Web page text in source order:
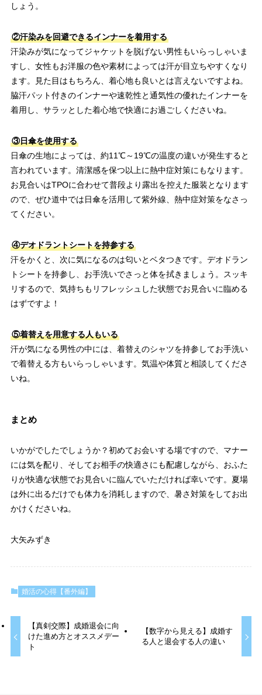
しょう。
②汗染みを回避できるインナーを着用する
汗染みが気になってジャケットを脱げない男性もいらっしゃいま
すし、女性もお洋服の色や素材によっては汗が目立ちやすくなり
ます。見た目はもちろん、着心地も良いとは言えないですよね。
脇汗パット付きのインナーや速乾性と通気性の優れたインナーを
着用し、サラッとした着心地で快適にお過ごしくださいね。
③日傘を使用する
日傘の生地によっては、約11℃～19℃の温度の違いが発生すると
言われています。清潔感を保つ以上に熱中症対策にもなります。
お見合いはTPOに合わせて普段より露出を控えた服装となります
ので、ぜひ道中では日傘を活用して紫外線、熱中症対策をなさっ
てください。
④デオドラントシートを持参する
汗をかくと、次に気になるのは匂いとベタつきです。デオドラン
トシートを持参し、お手洗いでさっと体を拭きましょう。スッキ
リするので、気持ちもリフレッシュした状態でお見合いに臨める
はずですよ！
⑤着替えを用意する人もいる
汗が気になる男性の中には、着替えのシャツを持参してお手洗い
で着替える方もいらっしゃいます。気温や体質と相談してくださ
いね。
まとめ
いかがでしたでしょうか？初めてお会いする場ですので、マナー
には気を配り、そしてお相手の快適さにも配慮しながら、おふた
りが快適な状態でお見合いに臨んでいただければ幸いです。夏場
は外に出るだけでも体力を消耗しますので、暑さ対策をしてお出
かけくださいね。
大矢みずき
婚活の心得【番外編】
【真剣交際】成婚退会に向
けた進め方とオススメデー
ト
【数字から見える】成婚す
る人と退会する人の違い